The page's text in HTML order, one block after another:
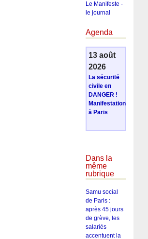
Le Manifeste -
le journal
Agenda
13 août
2026
La sécurité
civile en
DANGER !
Manifestation
à Paris
Dans la
même
rubrique
Samu social
de Paris :
après 45 jours
de grève, les
salariés
accentuent la